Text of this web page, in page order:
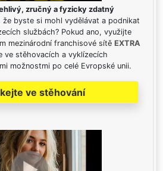
zručný a fyzicky zdatný
že byste si mohl vydělávat a podnikat
službách? Pokud ano, využijte
mezinárodní franchisové sítě EXTRA
ve stěhovacích a vyklízecích
možnostmi po celé Evropské unii.
ve stěhování